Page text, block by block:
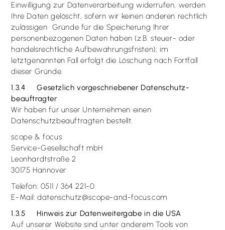
Einwilligung zur Datenverarbeitung widerrufen, werden
Ihre Daten gelöscht, sofern wir keinen anderen rechtlich
zulässigen Gründe für die Speicherung Ihrer
personenbezogenen Daten haben (z.B. steuer- oder
handelsrechtliche Aufbewahrungsfristen); im
letztgenannten Fall erfolgt die Löschung nach Fortfall
dieser Gründe.
1.3.4 Gesetzlich vorgeschriebener Datenschutz­
beauftragter
Wir haben für unser Unternehmen einen
Datenschutzbeauftragten bestellt.
scope & focus
Service-Gesellschaft mbH
Leonhardtstraße 2
30175 Hannover
Telefon: 0511 / 364 221-0
E-Mail: datenschutz@scope-and-focus.com
1.3.5 Hinweis zur Datenweitergabe in die USA
Auf unserer Website sind unter anderem Tools von